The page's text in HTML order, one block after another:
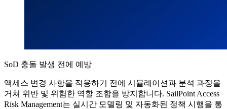
SoD 충돌 발생 전에 예방
액세스 변경 사항을 적용하기 전에 시뮬레이션과 분석 과정을
거쳐 위반 및 위험한 역할 조합을 방지합니다. SailPoint Access
Risk Management는 실시간 모델링 및 자동화된 정책 시행을 통